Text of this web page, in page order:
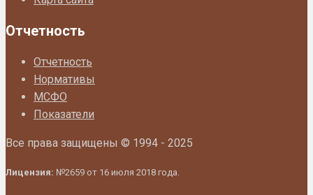
Отчетность
Отчетность
Нормативы
МСФО
Показатели
Все права защищены © 1994 - 2025
Лицензия: №2659 от 16 июля 2018 года.